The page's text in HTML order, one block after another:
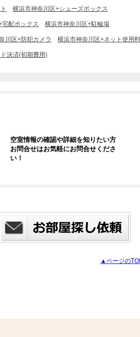
横浜市神奈川区+シューズボックス
配ボックス 横浜市神奈川区+駐輪場
川区+防犯カメラ 横浜市神奈川区+ネット使用
決済(初期費用)
空室情報の確認や詳細を知りたい方
お問合せはお気軽にお問合せくださ
い！
▲ページの